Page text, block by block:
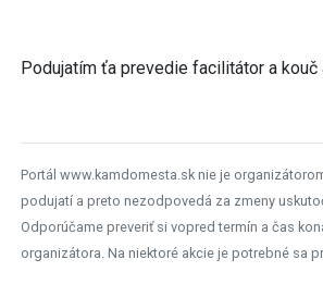
Podujatím ťa prevedie facilitátor a kouč
Portál www.kamdomesta.sk nie je
podujatí a preto nezodpovedá za zmeny
Odporúčame preveriť si vopred termín a čas
organizátora. Na niektoré akcie je potrebné sa